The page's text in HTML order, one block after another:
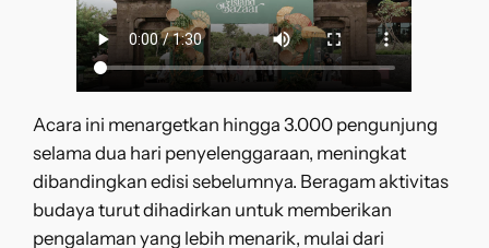
Acara ini menargetkan hingga 3.000 pengunjung
selama dua hari penyelenggaraan, meningkat
dibandingkan edisi sebelumnya. Beragam aktivitas
budaya turut dihadirkan untuk memberikan
pengalaman yang lebih menarik, mulai dari